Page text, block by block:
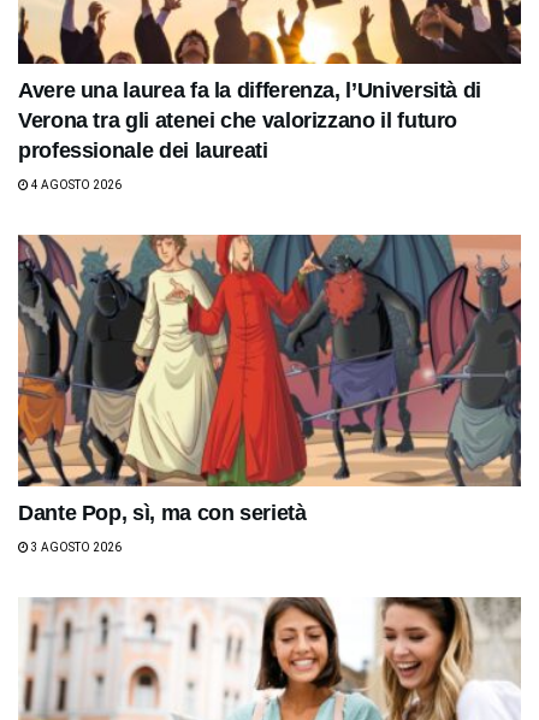
Avere una laurea fa la differenza, l’Università di
Verona tra gli atenei che valorizzano il futuro
professionale dei laureati
4 AGOSTO 2026
Dante Pop, sì, ma con serietà
3 AGOSTO 2026